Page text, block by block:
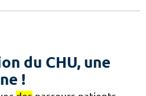
du CHU, une
!